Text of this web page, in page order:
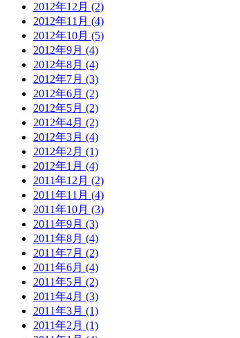
2012年12月 (2)
2012年11月 (4)
2012年10月 (5)
2012年9月 (4)
2012年8月 (4)
2012年7月 (3)
2012年6月 (2)
2012年5月 (2)
2012年4月 (2)
2012年3月 (4)
2012年2月 (1)
2012年1月 (4)
2011年12月 (2)
2011年11月 (4)
2011年10月 (3)
2011年9月 (3)
2011年8月 (4)
2011年7月 (2)
2011年6月 (4)
2011年5月 (2)
2011年4月 (3)
2011年3月 (1)
2011年2月 (1)